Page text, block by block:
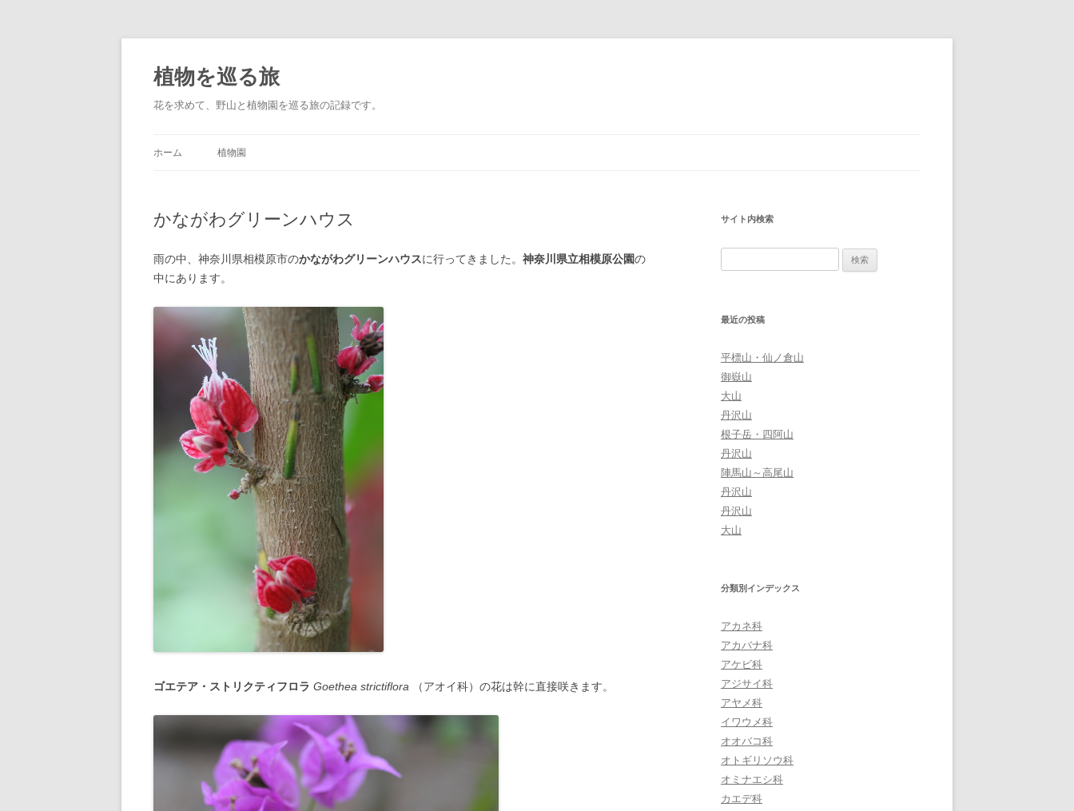
テ
ン
ツ
へ
ス
植物を巡る旅
花を求めて、野山と植物園を巡る旅の記録です。
ホーム 植物園
かながわグリーンハウス
雨の中、神奈川県相模原市のかながわグリーンハウスに行ってきました。 神奈川県立相模原公園の
中にあります。
ゴエテア・ストリクティフロラ Goethea strictiflora （アオイ科）の花は幹に直接咲きます。
サイト内検索
最近の投稿
平標山・仙ノ倉山
御嶽山
大山
丹沢山
根子岳・四阿山
丹沢山
陣馬山～高尾山
丹沢山
丹沢山
大山
分類別インデックス
アカネ科
アカバナ科
アケビ科
アジサイ科
アヤメ科
イワウメ科
オオバコ科
オトギリソウ科
オミナエシ科
カエデ科